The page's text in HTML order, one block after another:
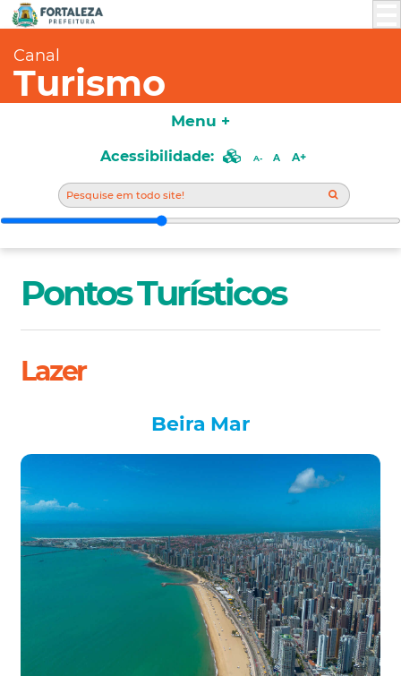
Canal
Turismo
Menu +
Acessibilidade:
A
Pontos Turísticos
Lazer
Beira Mar